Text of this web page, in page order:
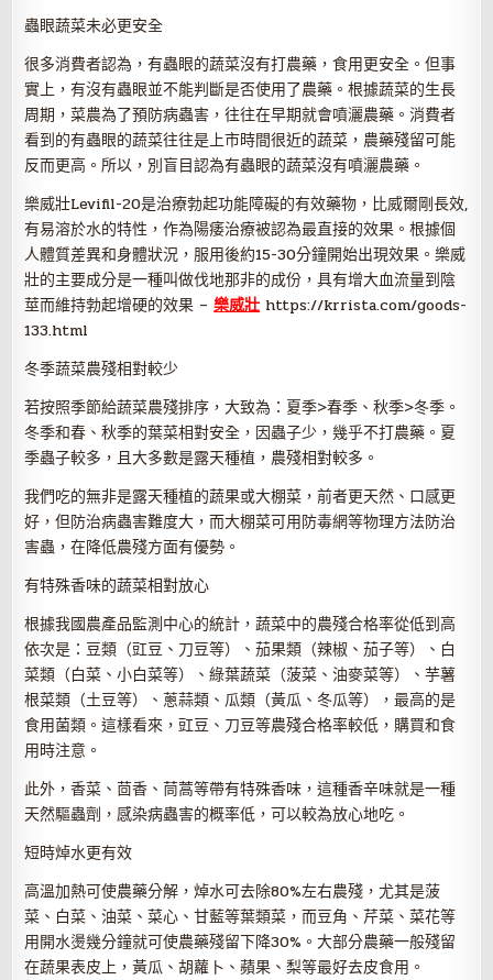
蟲眼蔬菜未必更安全
很多消費者認為，有蟲眼的蔬菜沒有打農藥，食用更安全。但事
實上，有沒有蟲眼並不能判斷是否使用了農藥。根據蔬菜的生長
周期，菜農為了預防病蟲害，往往在早期就會噴灑農藥。消費者
看到的有蟲眼的蔬菜往往是上市時間很近的蔬菜，農藥殘留可能
反而更高。所以，別盲目認為有蟲眼的蔬菜沒有噴灑農藥。
樂威壯Levifil-20是治療勃起功能障礙的有效藥物，比威爾剛長效,
有易溶於水的特性，作為陽痿治療被認為最直接的效果。根據個
人體質差異和身體狀況，服用後約15-30分鐘開始出現效果。樂威
壯的主要成分是一種叫做伐地那非的成份，具有增大血流量到陰
莖而維持勃起增硬的效果 –樂威壯 https://krrista.com/goods-
133.html
冬季蔬菜農殘相對較少
若按照季節給蔬菜農殘排序，大致為：夏季>春季、秋季>冬季。
冬季和春、秋季的葉菜相對安全，因蟲子少，幾乎不打農藥。夏
季蟲子較多，且大多數是露天種植，農殘相對較多。
我們吃的無非是露天種植的蔬果或大棚菜，前者更天然、口感更
好，但防治病蟲害難度大，而大棚菜可用防毒網等物理方法防治
害蟲，在降低農殘方面有優勢。
有特殊香味的蔬菜相對放心
根據我國農產品監測中心的統計，蔬菜中的農殘合格率從低到高
依次是：豆類（豇豆、刀豆等）、茄果類（辣椒、茄子等）、白
菜類（白菜、小白菜等）、綠葉蔬菜（菠菜、油麥菜等）、芋薯
根菜類（土豆等）、蔥蒜類、瓜類（黃瓜、冬瓜等），最高的是
食用菌類。這樣看來，豇豆、刀豆等農殘合格率較低，購買和食
用時注意。
此外，香菜、茴香、茼蒿等帶有特殊香味，這種香辛味就是一種
天然驅蟲劑，感染病蟲害的概率低，可以較為放心地吃。
短時焯水更有效
高溫加熱可使農藥分解，焯水可去除80%左右農殘，尤其是菠
菜、白菜、油菜、菜心、甘藍等葉類菜，而豆角、芹菜、菜花等
用開水燙幾分鐘就可使農藥殘留下降30%。大部分農藥一般殘留
在蔬果表皮上，黃瓜、胡蘿卜、蘋果、梨等最好去皮食用。